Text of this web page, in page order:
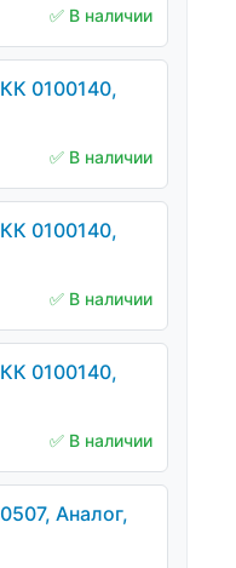
✅ В наличии
0100140,
✅ В наличии
0100140,
✅ В наличии
0100140,
✅ В наличии
Аналог,